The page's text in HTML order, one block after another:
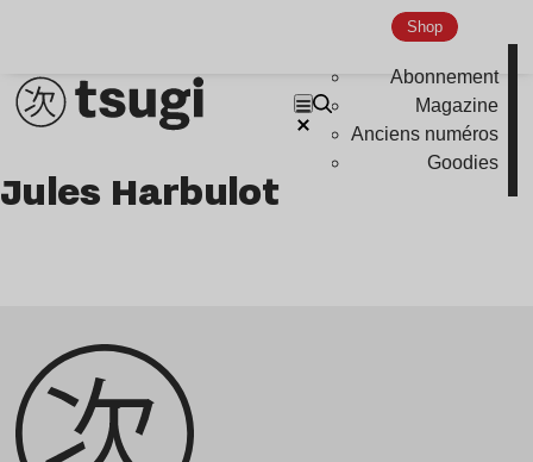
Shop
Abonnement
Magazine
Anciens numéros
Goodies
Genre musicaux
Pop
Ambient
Disco
Jules Harbulot